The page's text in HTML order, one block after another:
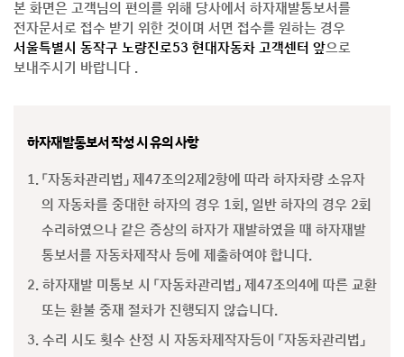
본 화면은 고객님의 편의를 위해 당사에서 하자재발통보서를
전자문서로 접수 받기 위한 것이며 서면 접수를 원하는 경우
서울특별시 동작구 노량진로53 현대자동차 고객센터 앞으로
보내주시기 바랍니다 .
하자재발통보서 작성 시 유의 사항
1. 「자동차관리법」 제47조의2제2항에 따라 하자차량 소유자
의 자동차를 중대한 하자의 경우 1회, 일반 하자의 경우 2회
수리하였으나 같은 증상의 하자가 재발하였을 때 하자재발
통보서를 자동차제작사 등에 제출하여야 합니다.
2. 하자재발 미통보 시 「자동차관리법」 제47조의4에 따른 교환
또는 환불 중재 절차가 진행되지 않습니다.
3. 수리 시도 횟수 산정 시 자동차제작자등이 「자동차관리법」